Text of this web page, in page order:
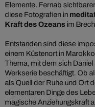
Elemente. Fernab
diese Fotografien in
Kraft des Ozeans im
Entstanden sind diese
einem Küstenort in
Thema, mit dem sich
Werkserie beschäftigt. Ob
als Quell der Ruhe und Ort
elementaren Dinge des
magische Anziehungskraft